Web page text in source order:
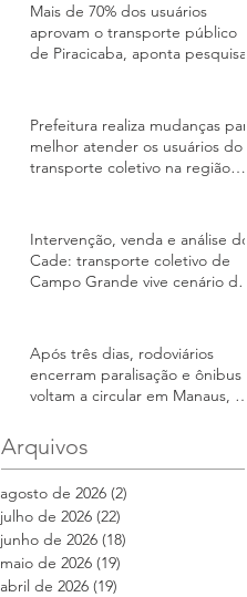
Mais de 70% dos usuários
aprovam o transporte público
de Piracicaba, aponta pesquisa
Prefeitura realiza mudanças para
melhor atender os usuários do
transporte coletivo na região
Intervenção, venda e análise do
Cade: transporte coletivo de
Campo Grande vive cenário de
Após três dias, rodoviários
encerram paralisação e ônibus
voltam a circular em Manaus, diz
Arquivos
agosto de 2026 (2)
julho de 2026 (22)
junho de 2026 (18)
maio de 2026 (19)
abril de 2026 (19)